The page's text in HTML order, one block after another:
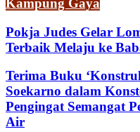
Kampung Gaya
Pokja Judes Gelar
Terbaik Melaju ke
Terima Buku
Soekarno dalam
Pengingat Semangat
Air